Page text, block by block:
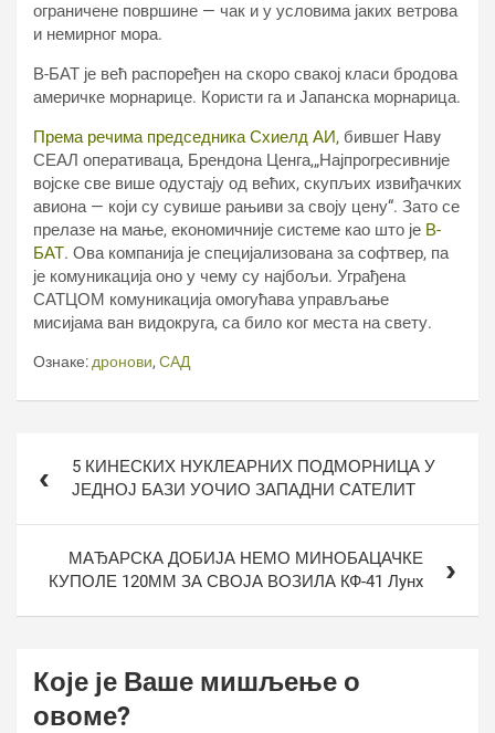
ограничене површине — чак и у условима јаких ветрова
и немирног мора.
В-БАТ је већ распоређен на скоро свакој класи бродова
америчке морнарице. Користи га и Јапанска морнарица.
Према речима председника Схиелд АИ, бившег Навy
СЕАЛ оперативаца, Брендона Ценга,„Најпрогресивније
војске све више одустају од већих, скупљих извиђачких
авиона — који су сувише рањиви за своју цену“. Зато се
прелазе на мање, економичније системе као што је В-
БАТ. Ова компанија је специјализована за софтвер, па
је комуникација оно у чему су најбољи. Уграђена
САТЦОМ комуникација омогућава управљање
мисијама ван видокруга, са било ког места на свету.
Ознаке: дронови, САД
чланка5 КИНЕСКИХ НУКЛЕАРНИХ ПОДМОРНИЦА У
ЈЕДНОЈ БАЗИ УОЧИО ЗАПАДНИ САТЕЛИТ
МАЂАРСКА ДОБИЈА НЕМО МИНОБАЦАЧКЕ
КУПОЛЕ 120ММ ЗА СВОЈА ВОЗИЛА КФ-41 Лyнx
Које је Ваше мишљење о
овоме?